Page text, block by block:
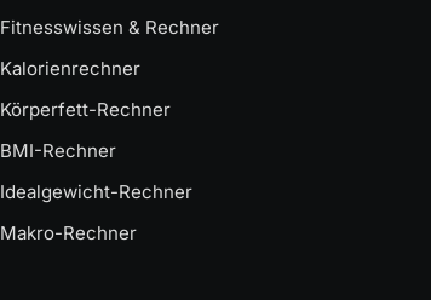
Fitnesswissen & Rechner
Kalorienrechner
Körperfett-Rechner
BMI-Rechner
Idealgewicht-Rechner
Makro-Rechner